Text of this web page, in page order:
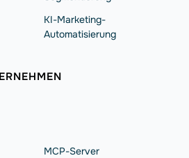
KI-Marketing-
Automatisierung
MCP-Server